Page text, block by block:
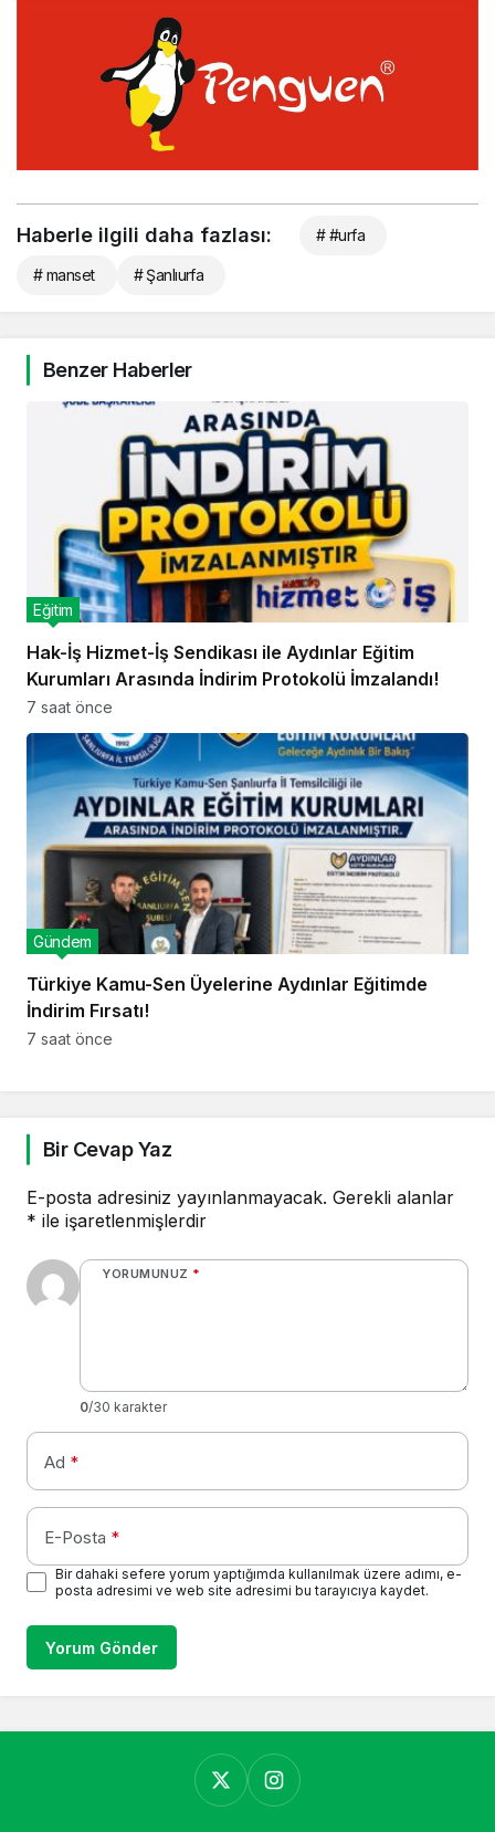
Haberle ilgili daha fazlası: # #urfa
# manset # Şanlıurfa
Benzer Haberler
Hak-İş Hizmet-İş Sendikası ile Aydınlar Eğitim
Kurumları Arasında İndirim Protokolü İmzalandı!
Eğitim
7 saat önce
Türkiye Kamu-Sen Üyelerine Aydınlar Eğitimde
İndirim Fırsatı!
Gündem
7 saat önce
Bir Cevap Yaz
E-posta adresiniz yayınlanmayacak. Gerekli alanlar
* ile işaretlenmişlerdir
YORUMUNUZ *
0/30 karakter
Ad *
E-Posta *
Bir dahaki sefere yorum yaptığımda kullanılmak üzere adımı, e-
posta adresimi ve web site adresimi bu tarayıcıya kaydet.
Yorum Gönder